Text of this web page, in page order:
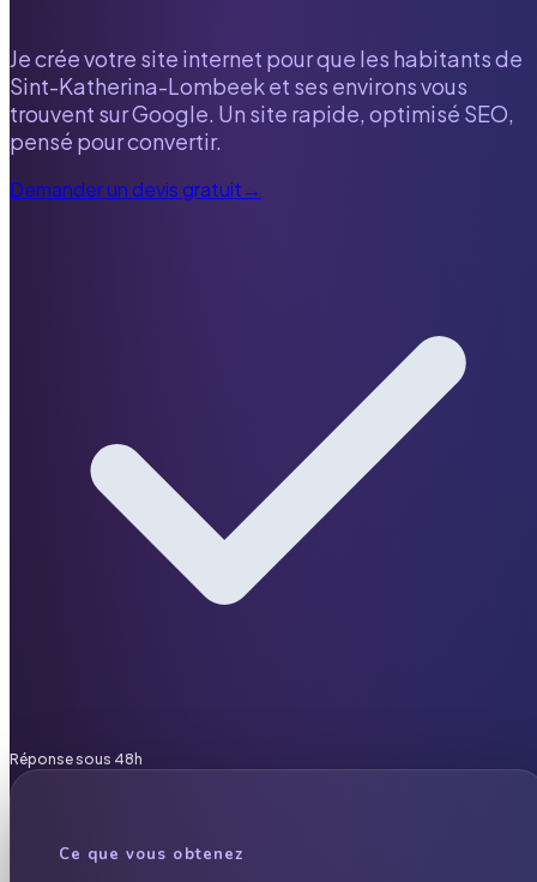
Je crée votre site internet pour que les habitants de
Sint-Katherina-Lombeeket ses environs vous
trouvent sur Google. Un site rapide, optimisé SEO,
pensé pour convertir.
Demander un devis gratuit→
Réponse sous 48h
Ce que vous obtenez